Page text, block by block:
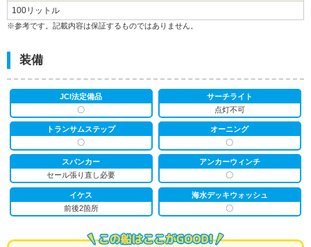
100リットル
※参考です。記載内容は保証するものではありません。
装備
JCI法定備品
〇
サーチライト
点灯不可
トランサムステップ
〇
オーニング
〇
スパンカー
セール張り直し必要
アンカーウィンチ
〇
イケス
前後2箇所
海水デッキウォッシュ
〇